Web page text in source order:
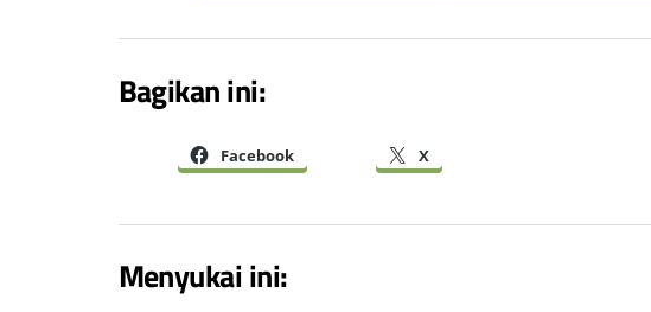
Bagikan ini:
Facebook X
Menyukai ini: